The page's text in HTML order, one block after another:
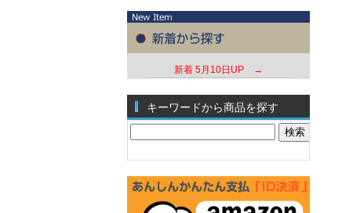
新着 5月10日UP →
キーワードから商品を探す